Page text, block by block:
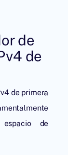
de
de
de primera
de